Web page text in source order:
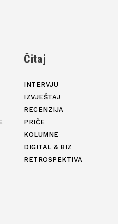
Čitaj
INTERVJU
IZVJEŠTAJ
RECENZIJA
PRIČE
KOLUMNE
DIGITAL & BIZ
RETROSPEKTIVA